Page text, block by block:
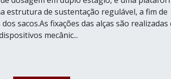
estrutura de sustentação regulável, a fim de
sacos.As fixações das alças são realizadas
mecânic...